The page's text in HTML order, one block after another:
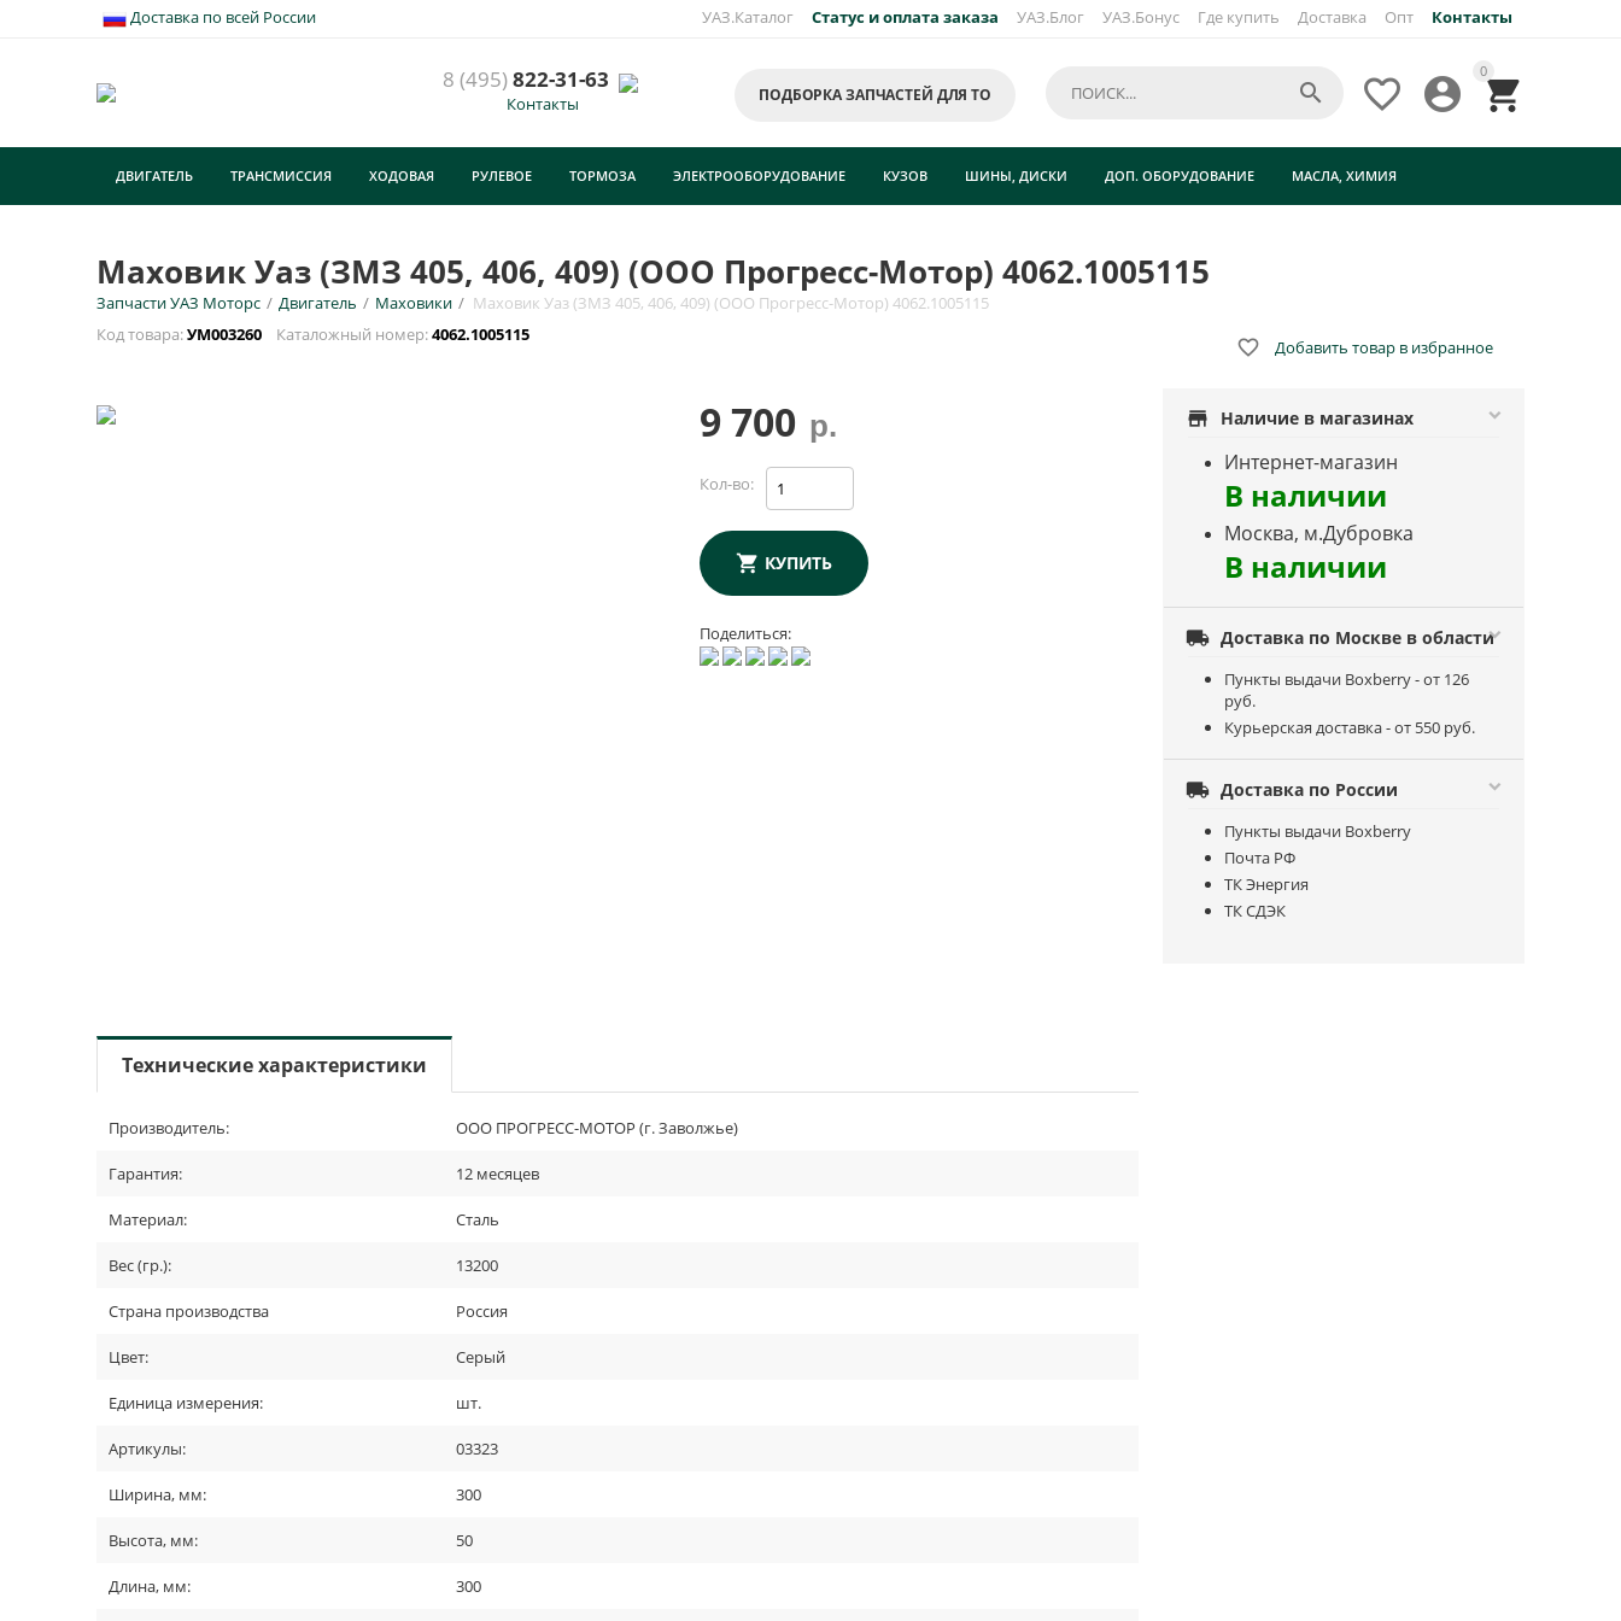
Доставка по всей России УАЗ.Каталог Статус и оплата заказа УАЗ.Блог УАЗ.Бонус Где купить Доставка Опт Контакты
8 (495)822-31-63
Контакты
0



ПОДБОРКА ЗАПЧАСТЕЙ ДЛЯ ТО 
ДВИГАТЕЛЬ ТРАНСМИССИЯ ХОДОВАЯ РУЛЕВОЕ ТОРМОЗА ЭЛЕКТРООБОРУДОВАНИЕ КУЗОВ ШИНЫ, ДИСКИ ДОП. ОБОРУДОВАНИЕ МАСЛА, ХИМИЯ
Маховик Уаз (ЗМЗ 405, 406, 409) (ООО Прогресс-Мотор) 4062.1005115
Запчасти УАЗ Моторс / Двигатель / Маховики / Маховик Уаз (ЗМЗ 405, 406, 409) (ООО Прогресс-Мотор) 4062.1005115
Код товара:УМ003260 Каталожный номер:4062.1005115
 Добавить товар в избранное
9 700 р.
Кол-во:
КУПИТЬ
Поделиться:
store Наличие в магазинах
Интернет-магазин
В наличии
Москва, м.Дубровка
В наличии
 Доставка по Москве в области
Пункты выдачи Boxberry - от 126
руб.
Курьерская доставка - от 550 руб.
 Доставка по России
Пункты выдачи Boxberry
Почта РФ
ТК Энергия
ТК СДЭК
Технические характеристики
Производитель: ООО ПРОГРЕСС-МОТОР (г. Заволжье)
Гарантия: 12 месяцев
Материал: Сталь
Вес (гр.): 13200
Страна производства Россия
Цвет: Серый
Единица измерения: шт.
Артикулы: 03323
Ширина, мм: 300
Высота, мм: 50
Длина, мм: 300